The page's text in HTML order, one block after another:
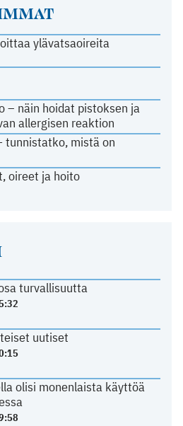
ylävatsaoireita
– näin hoidat pistoksen ja
allergisen reaktion
tunnistatko, mistä on
oireet ja hoito
turvallisuutta
uutiset
olisi monenlaista käyttöä